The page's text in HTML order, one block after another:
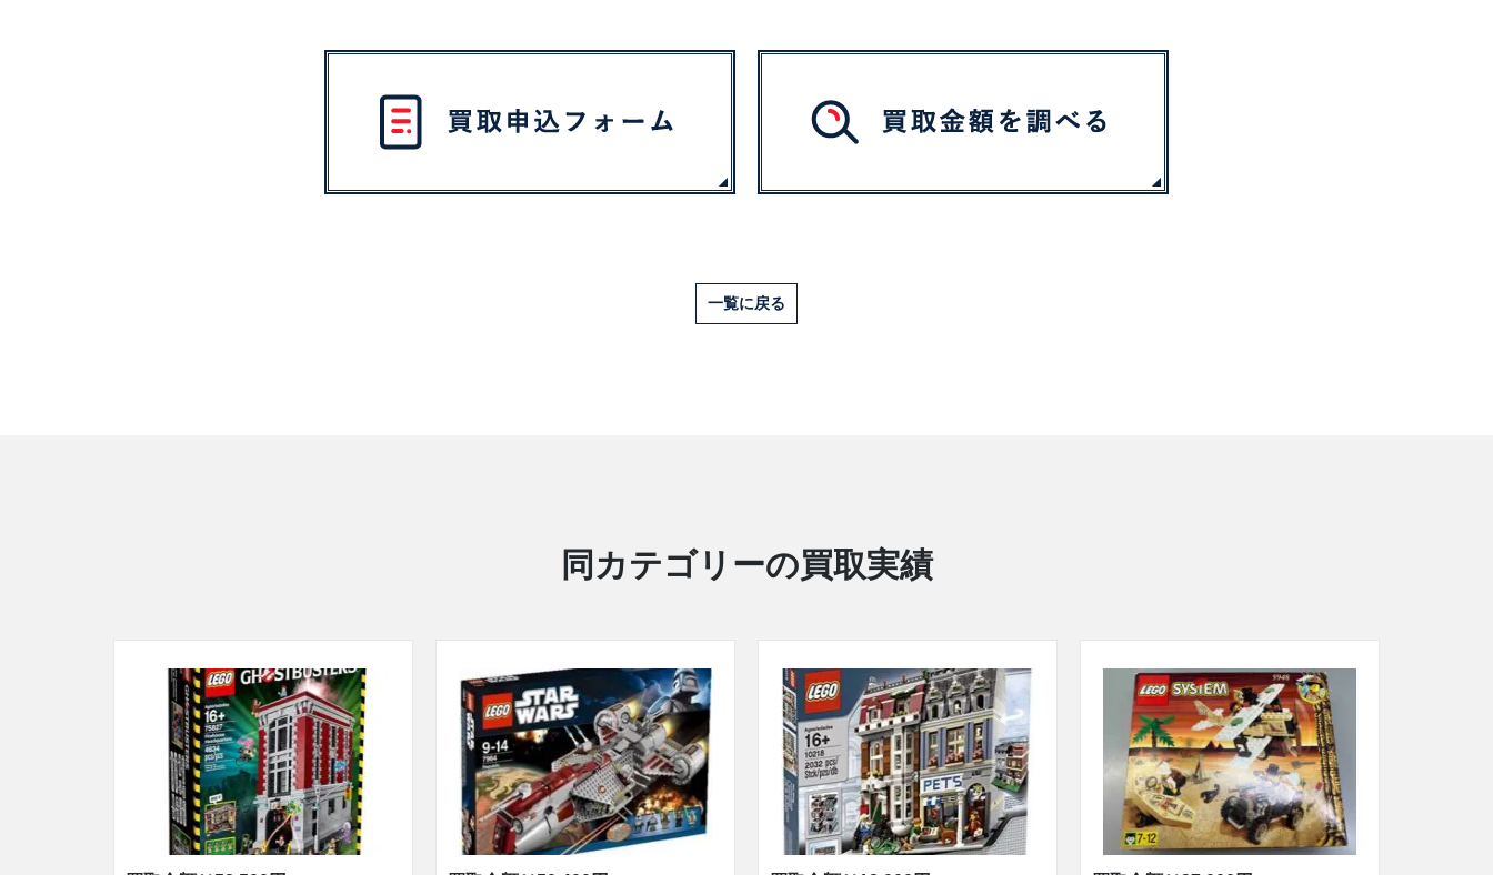
一覧に戻る
同カテゴリーの買取実績